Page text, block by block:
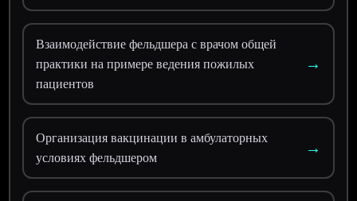
Взаимодействие фельдшера с врачом общей
практики на примере ведения пожилых
пациентов
→
Организация вакцинации в амбулаторных
условиях фельдшером
→